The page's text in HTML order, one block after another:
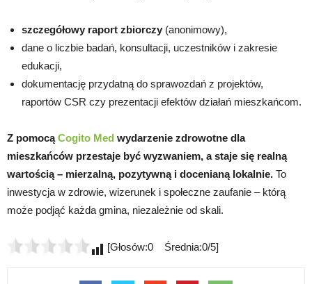
szczegółowy raport zbiorczy (anonimowy),
dane o liczbie badań, konsultacji, uczestników i zakresie
edukacji,
dokumentację przydatną do sprawozdań z projektów,
raportów CSR czy prezentacji efektów działań mieszkańcom.
Z pomocąCogito Med wydarzenie zdrowotne dla
mieszkańców przestaje być wyzwaniem, a staje się realną
wartością – mierzalną, pozytywną i docenianą lokalnie. To
inwestycja w zdrowie, wizerunek i społeczne zaufanie – którą
może podjąć każda gmina, niezależnie od skali.
[Głosów:0 Średnia:0/5]